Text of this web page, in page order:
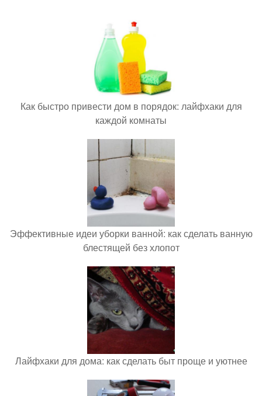
Как быстро привести дом в порядок: лайфхаки для
каждой комнаты
Эффективные идеи уборки ванной: как сделать ванную
блестящей без хлопот
Лайфхаки для дома: как сделать быт проще и уютнее